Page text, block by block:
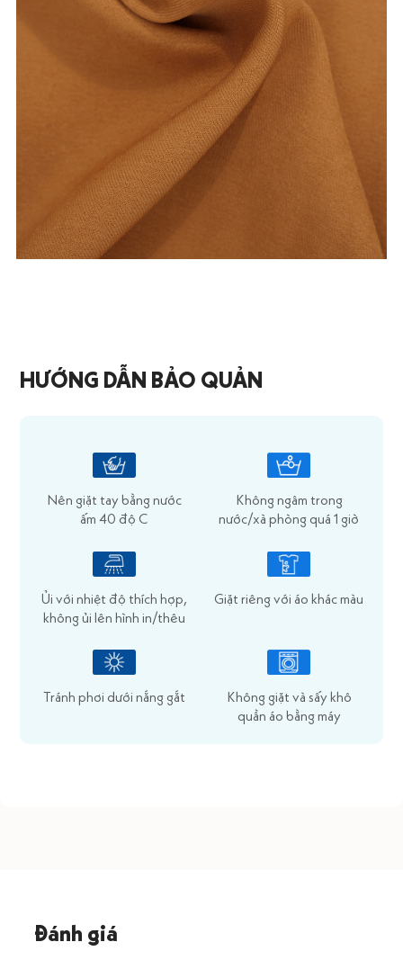
HƯỚNG DẪN BẢO QUẢN
Nên giặt tay bằng nước
ấm 40 độ C
Không ngâm trong
nước/xà phòng quá 1 giờ
Ủi với nhiệt độ thích hợp,
không ủi lên hình in/thêu
Giặt riêng với áo khác màu
Tránh phơi dưới nắng gắt
Không giặt và sấy khô
quần áo bằng máy
Đánh giá